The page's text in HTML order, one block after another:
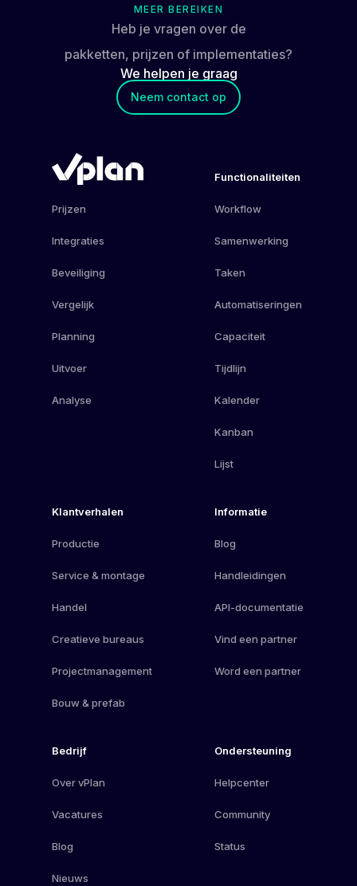
MEER BEREIKEN
Heb je vragen over de
pakketten, prijzen of implementaties?
We helpen je graag
Neem contact op
Prijzen
Integraties
Beveiliging
Vergelijk
Planning
Uitvoer
Analyse
Functionaliteiten
Workflow
Samenwerking
Taken
Automatiseringen
Capaciteit
Tijdlijn
Kalender
Kanban
Lijst
Klantverhalen
Productie
Service & montage
Handel
Creatieve bureaus
Projectmanagement
Bouw & prefab
Informatie
Blog
Handleidingen
API-documentatie
Vind een partner
Word een partner
Bedrijf
Over vPlan
Vacatures
Blog
Nieuws
Ondersteuning
Helpcenter
Community
Status